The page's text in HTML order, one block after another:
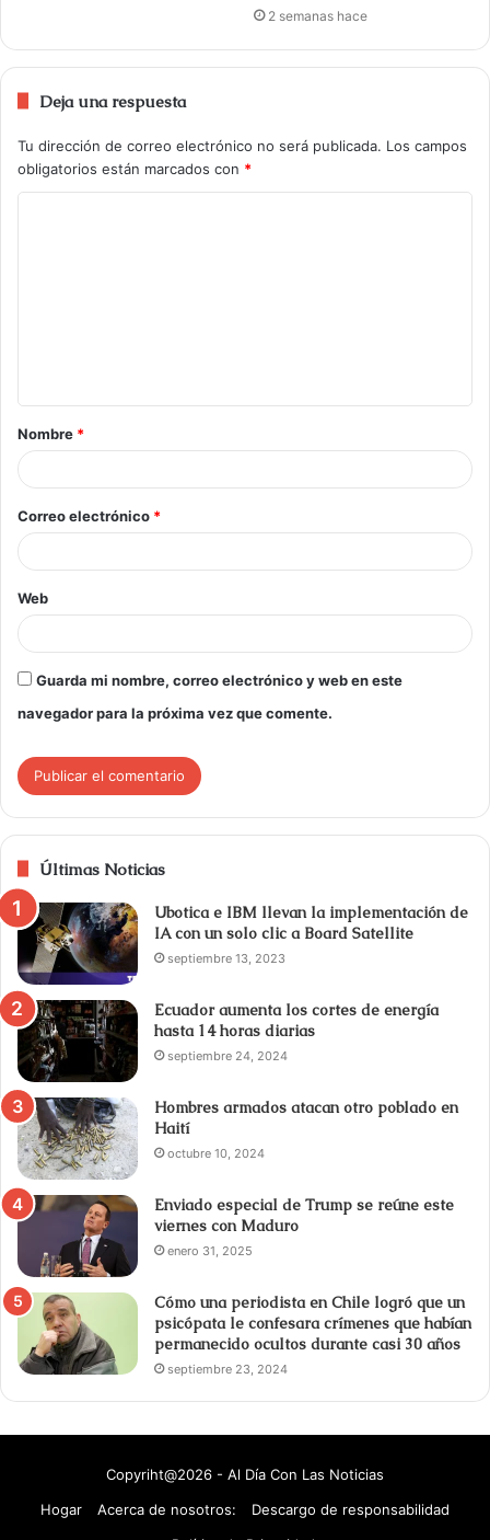
2 semanas hace
Deja una respuesta
Tu dirección de correo electrónico no será publicada. Los campos
obligatorios están marcados con *
Nombre *
Correo electrónico *
Web
Guarda mi nombre, correo electrónico y web en este
navegador para la próxima vez que comente.
Últimas Noticias
Ubotica e IBM llevan la implementación de
IA con un solo clic a Board Satellite
septiembre 13, 2023
Ecuador aumenta los cortes de energía
hasta 14 horas diarias
septiembre 24, 2024
Hombres armados atacan otro poblado en
Haití
octubre 10, 2024
Enviado especial de Trump se reúne este
viernes con Maduro
enero 31, 2025
Cómo una periodista en Chile logró que un
psicópata le confesara crímenes que habían
permanecido ocultos durante casi 30 años
septiembre 23, 2024
Copyriht@2026 - Al Día Con Las Noticias
Hogar
Acerca de nosotros:
Descargo de responsabilidad